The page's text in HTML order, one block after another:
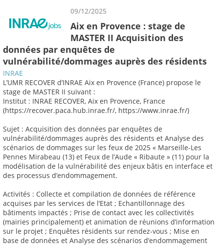
09/12/2025
Aix en Provence : stage de
MASTER II Acquisition des
données par enquêtes de
vulnérabilité/dommages auprès des résidents
INRAE
L’UMR RECOVER d’INRAE Aix en Provence (France) propose le
stage de MASTER II suivant :
Institut : INRAE RECOVER, Aix en Provence, France
(https://recover.paca.hub.inrae.fr/, https://www.inrae.fr/)
Sujet : Acquisition des données par enquêtes de
vulnérabilité/dommages auprès des résidents et Analyse des
scénarios de dommages sur les feux de 2025 « Marseille-Les
Pennes Mirabeau (13) et Feux de l’Aude « Ribaute » (11) pour la
modélisation de la vulnérabilité des enjeux bâtis en interface et
des processus d’endommagement.
Activités : Collecte et compilation de données de référence
acquises par les services de l’Etat ; Echantillonnage des
bâtiments impactés ; Prise de contact avec les collectivités
(mairies principalement) et animation de réunions d’information
sur le projet ; Enquêtes résidents sur rendez-vous ; Mise en
base de données et Analyse des scénarios d’endommagement